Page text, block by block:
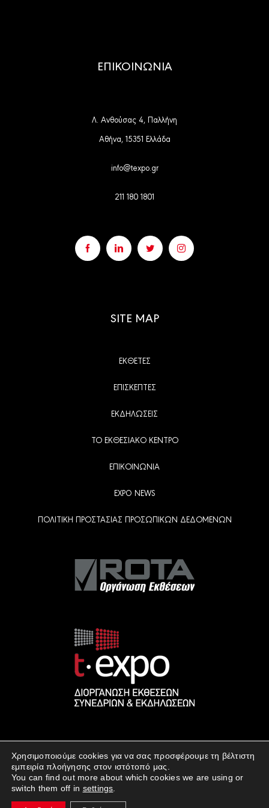
ΕΠΙΚΟΙΝΩΝΙΑ
Λ. Ανθούσας 4, Παλλήνη
Αθήνα, 15351 Ελλάδα
info@texpo.gr
211 180 1801
SITE MAP
ΕΚΘΕΤΕΣ
ΕΠΙΣΚΕΠΤΕΣ
ΕΚΔΗΛΩΣΕΙΣ
ΤΟ ΕΚΘΕΣΙΑΚΟ ΚΕΝΤΡΟ
ΕΠΙΚΟΙΝΩΝΙΑ
EXPO NEWS
ΠΟΛΙΤΙΚΗ ΠΡΟΣΤΑΣΙΑΣ ΠΡΟΣΩΠΙΚΩΝ ΔΕΔΟΜΕΝΩΝ
© 2023 Έκθεση Οικοδομή
Χρησιμοποιούμε cookies για να σας προσφέρουμε τη βέλτιστη
εμπειρία πλοήγησης στον ιστότοπό μας.
You can find out more about which cookies we are using or
switch them off in settings